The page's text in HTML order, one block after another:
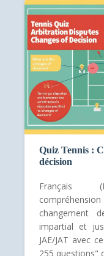
Quiz Tennis :
décision
Français
changement
impartial et
JAE/JAT avec
255 questions"